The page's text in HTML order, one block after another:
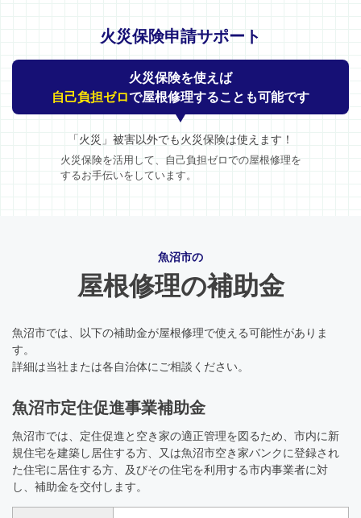
火災保険申請サポート
火災保険を使えば
自己負担ゼロで屋根修理することも可能です
「火災」被害以外でも火災保険は使えます！
火災保険を活用して、自己負担ゼロでの屋根修理を
するお手伝いをしています。
魚沼市の
屋根修理の補助金
魚沼市では、以下の補助金が屋根修理で使える可能性がありま
す。
詳細は当社または各自治体にご相談ください。
魚沼市定住促進事業補助金
魚沼市では、定住促進と空き家の適正管理を図るため、市内に新
規住宅を建築し居住する方、又は魚沼市空き家バンクに登録され
た住宅に居住する方、及びその住宅を利用する市内事業者に対
し、補助金を交付します。